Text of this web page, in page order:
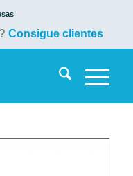
Consigue clientes